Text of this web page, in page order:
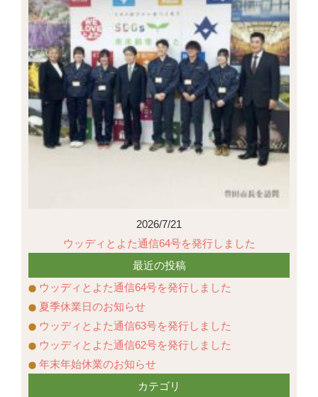
2026/7/21
ウッディとよた通信64号を発行しました
最近の投稿
ウッディとよた通信64号を発行しました
夏季休業日のお知らせ
ウッディとよた通信63号を発行しました
ウッディとよた通信62号を発行しました
年末年始休業のお知らせ
カテゴリ